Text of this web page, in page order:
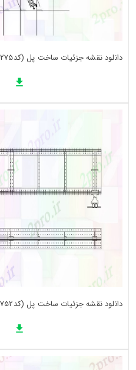
دانلود نقشه جزئیات ساخت پل (کد39275)
دانلود نقشه جزئیات ساخت پل (کد38752)